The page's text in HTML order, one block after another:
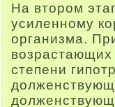
На втором
усиленному
организма.
возрастающих
степени